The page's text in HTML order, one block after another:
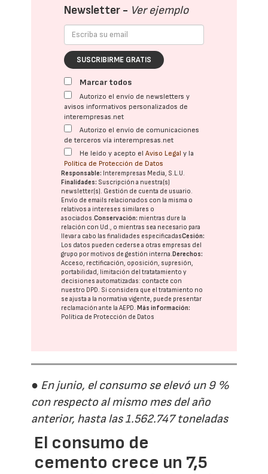
Newsletter - Ver ejemplo
SUSCRIBIRME GRATIS
Marcar todos
Autorizo el envío de newsletters y
avisos informativos personalizados de
interempresas.net
Autorizo el envío de comunicaciones
de terceros vía interempresas.net
He leído y acepto elAviso Legal y la
Política de Protección de Datos
Responsable: Interempresas Media, S.L.U.
Finalidades: Suscripción a nuestra(s)
newsletter(s). Gestión de cuenta de usuario.
Envío de emails relacionados con la misma o
relativos a intereses similares o
asociados.Conservación: mientras dure la
relación con Ud., o mientras sea necesario para
llevar a cabo las finalidades especificadasCesión:
Los datos pueden cederse a otras empresas del
grupo por motivos de gestión interna.Derechos:
Acceso, rectificación, oposición, supresión,
portabilidad, limitación del tratatamiento y
decisiones automatizadas: contacte con
nuestro DPD. Si considera que el tratamiento no
se ajusta a la normativa vigente, puede presentar
reclamación ante laAEPD.Más información:
Política de Protección de Datos
● En junio, el consumo se elevó un 9 %
con respecto al mismo mes del año
anterior, hasta las 1.562.747 toneladas
El consumo de
cemento crece un 7,5